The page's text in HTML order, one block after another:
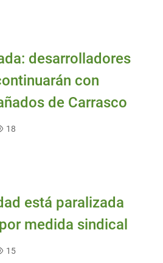
desarrolladores
con
de Carrasco
18
está paralizada
medida sindical
15